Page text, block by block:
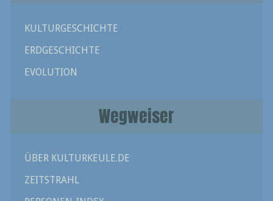
KULTURGESCHICHTE
ERDGESCHICHTE
EVOLUTION
Wegweiser
ÜBER KULTURKEULE.DE
ZEITSTRAHL